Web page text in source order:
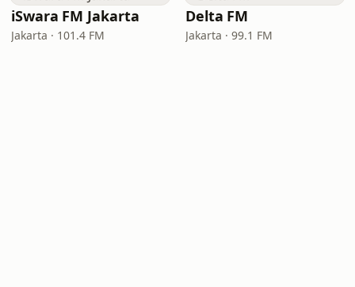
iSwara FM Jakarta
Jakarta · 101.4 FM
Delta FM
Jakarta · 99.1 FM